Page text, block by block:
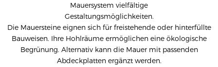
Mauersystem vielfältige
Gestaltungsmöglichkeiten.
Die Mauersteine eignen sich für freistehende oder hinterfüllte
Bauweisen. Ihre Hohlräume ermöglichen eine ökologische
Begrünung. Alternativ kann die Mauer mit passenden
Abdeckplatten ergänzt werden.